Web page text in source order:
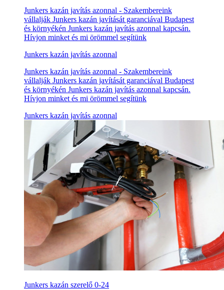
Junkers kazán javítás azonnal - Szakembereink
vállalják Junkers kazán javítását garanciával Budapest
és környékén Junkers kazán javítás azonnal kapcsán.
Hívjon minket és mi örömmel segítünk
Junkers kazán javítás azonnal
Junkers kazán javítás azonnal - Szakembereink
vállalják Junkers kazán javítását garanciával Budapest
és környékén Junkers kazán javítás azonnal kapcsán.
Hívjon minket és mi örömmel segítünk
Junkers kazán javítás azonnal
Junkers kazán szerelő 0-24